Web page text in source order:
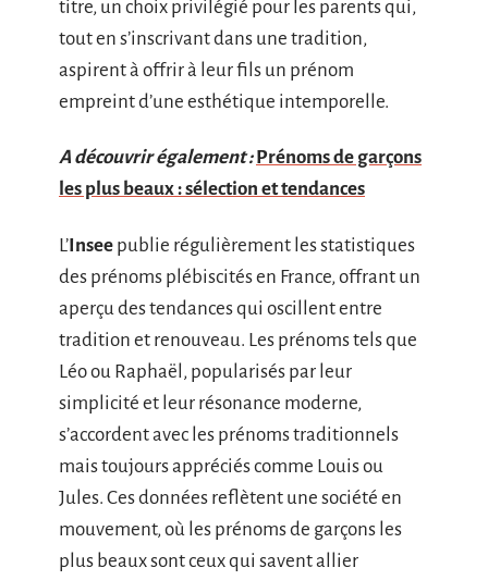
titre, un choix privilégié pour les parents qui,
tout en s’inscrivant dans une tradition,
aspirent à offrir à leur fils un prénom
empreint d’une esthétique intemporelle.
A découvrir également : Prénoms de garçons
les plus beaux : sélection et tendances
L’Insee publie régulièrement les statistiques
des prénoms plébiscités en France, offrant un
aperçu des tendances qui oscillent entre
tradition et renouveau. Les prénoms tels que
Léo ou Raphaël, popularisés par leur
simplicité et leur résonance moderne,
s’accordent avec les prénoms traditionnels
mais toujours appréciés comme Louis ou
Jules. Ces données reflètent une société en
mouvement, où les prénoms de garçons les
plus beaux sont ceux qui savent allier